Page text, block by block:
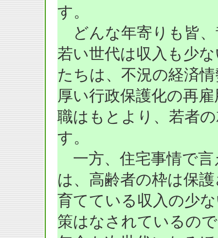
す。
どんな年寄りも皆
若い世代は収入も少
たちは、不況の経済
厚い行政保護化の再
職はもとより、若者
す。
一方、住宅事情で言
は、高齢者の枠は保
育てている収入の少
策はなされているの